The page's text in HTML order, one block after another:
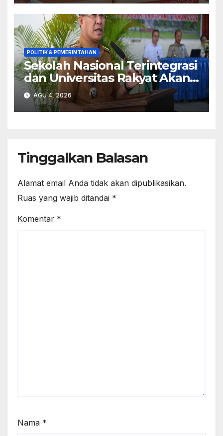
POLITIK & PEMERINTAHAN
Sekolah Nasional Terintegrasi
dan Universitas Rakyat Akan
Dibangun di Kabupaten
Kupang
AGU 4, 2026
Tinggalkan Balasan
Alamat email Anda tidak akan dipublikasikan.
Ruas yang wajib ditandai *
Komentar *
Nama *